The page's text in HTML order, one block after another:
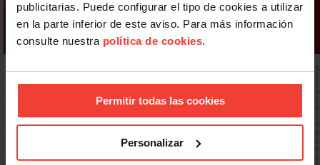
publicitarias. Puede configurar el tipo de cookies a utilizar
en la parte inferior de este aviso. Para más información
consulte nuestra política de cookies.
Permitir todas las cookies
Personalizar